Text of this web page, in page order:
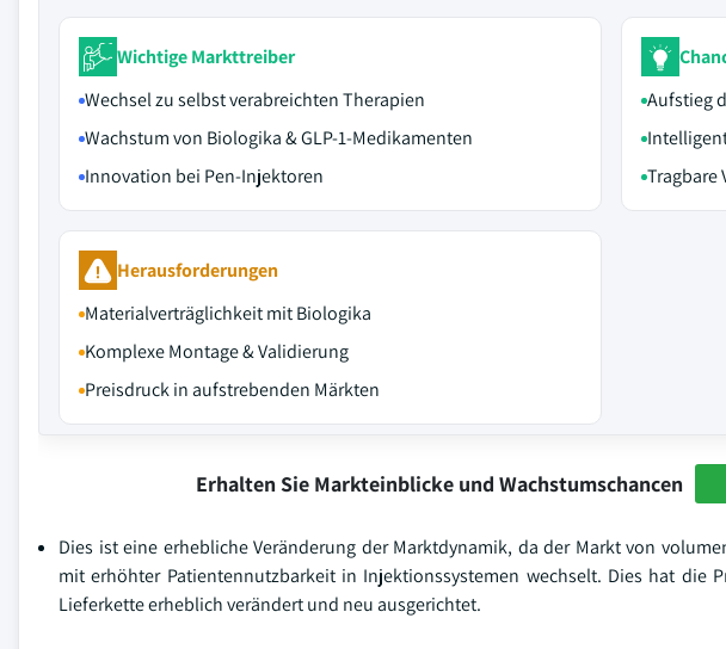
Wichtige Markttreiber
Wechsel zu selbst verabreichten Therapien
Wachstum von Biologika & GLP-1-Medikamenten
Innovation bei Pen-Injektoren
Aufstieg
Tragbare
Herausforderungen
Materialverträglichkeit mit Biologika
Komplexe Montage & Validierung
Preisdruck in aufstrebenden Märkten
Erhalten Sie Markteinblicke und Wachstumschancen
Dies ist eine erhebliche Veränderung der Marktdynamik, da der Markt von
mit erhöhter Patientennutzbarkeit in Injektionssystemen wechselt. Dies hat die
Lieferkette erheblich verändert und neu ausgerichtet.